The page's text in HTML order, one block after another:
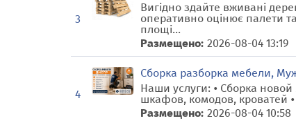
3
Вигідно здайте вживані
оперативно оцінює палети
площі...
Размещено: 2026-08-04 13:19
4
Сборка разборка мебели,
Наши услуги: • Сборка
шкафов, комодов, кроватей •
Размещено: 2026-08-04 10:58